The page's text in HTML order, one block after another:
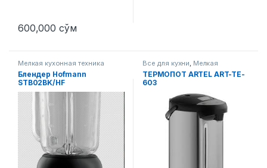
600,000 сўм
Мелкая кухонная техника
Блендер Hofmann
STB02BK/HF
Все для кухни, Мелкая
кухонная техника
ТЕРМОПОТ ARTEL ART-TE-
603